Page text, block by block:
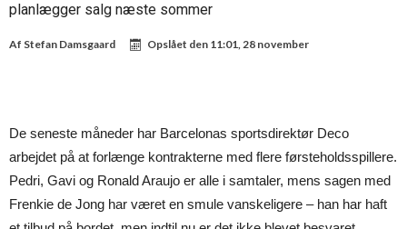
planlægger salg næste sommer
Af Stefan Damsgaard Opslået den 11:01, 28 november
De seneste måneder har Barcelonas sportsdirektør Deco
arbejdet på at forlænge kontrakterne med flere førsteholdsspillere.
Pedri, Gavi og Ronald Araujo er alle i samtaler, mens sagen med
Frenkie de Jong har været en smule vanskeligere – han har haft